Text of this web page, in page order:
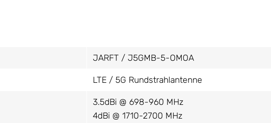
JARFT / J5GMB-5-OMOA
LTE / 5G Rundstrahlantenne
3.5dBi @ 698-960 MHz
4dBi @ 1710-2700 MHz